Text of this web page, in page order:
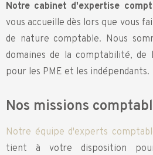
Notre cabinet d'expertise
vous accueille dès lors que vous
de nature comptable. Nous
domaines de la comptabilité,
pour les PME et les indépendants.
Nos missions
Notre équipe d'experts
tient à votre disposition